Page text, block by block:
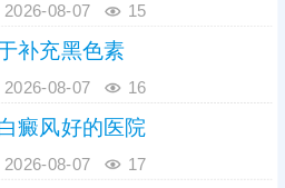
2026-08-07 15
补充黑色素
2026-08-07 16
癜风好的医院
2026-08-07 17